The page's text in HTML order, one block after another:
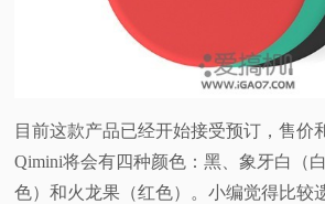
目前这款产品已经开始接受预订，售价
Qimini将会有四种颜色：黑、象牙白（
色）和火龙果（红色）。小编觉得比较